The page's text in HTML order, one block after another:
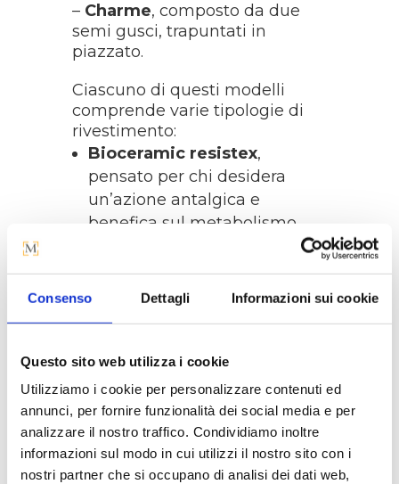
Consenso Dettagli Informazioni sui cookie
Questo sito web utilizza i cookie
Utilizziamo i cookie per personalizzare contenuti ed
annunci, per fornire funzionalità dei social media e per
analizzare il nostro traffico. Condividiamo inoltre
informazioni sul modo in cui utilizzi il nostro sito con i
nostri partner che si occupano di analisi dei dati web,
– Charme, composto da due
semi gusci, trapuntati in
piazzato.
Ciascuno di questi modelli
comprende varie tipologie di
rivestimento:
Bioceramic resistex,
pensato per chi desidera
un’azione antalgica e
benefica sul metabolismo,
recupero psicofisico, oltre a
proteggere dalle radiazioni
chi desidera un tessuto che
combatta i germi, prevenga i
cattivi odori e favorisca il
riposo, grazie all’efficace
gestione dell’umidità
corporea e la regolazione